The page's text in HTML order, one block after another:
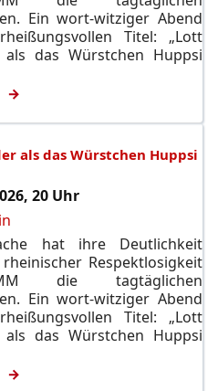
Ein wort-witziger Abend
Titel: „Lott
das Würstchen Huppsi
als das Würstchen Huppsi
20 Uhr
hat ihre Deutlichkeit
Respektlosigkeit
die tagtäglichen
Ein wort-witziger Abend
Titel: „Lott
das Würstchen Huppsi